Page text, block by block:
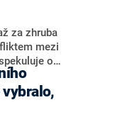
na
se také
o
za zhruba
mezi
o
současná
vytahují
moc je
2028
vybralo,